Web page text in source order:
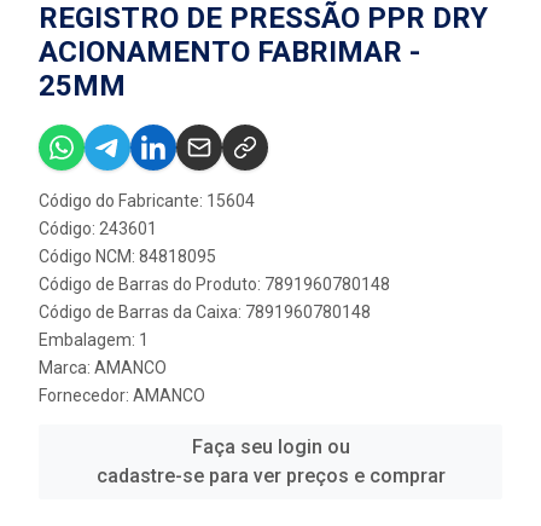
REGISTRO DE PRESSÃO PPR DRY
ACIONAMENTO FABRIMAR -
25MM
Código do Fabricante: 15604
Código: 243601
Código NCM: 84818095
Código de Barras do Produto: 7891960780148
Código de Barras da Caixa: 7891960780148
Embalagem: 1
Marca: AMANCO
Fornecedor: AMANCO
Faça seu login ou
cadastre-se para ver preços e comprar